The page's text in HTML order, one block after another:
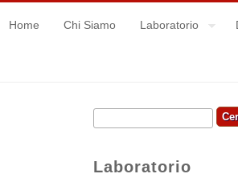
Home Chi Siamo Laboratorio
Form di ricerca
Cerca
Laboratorio